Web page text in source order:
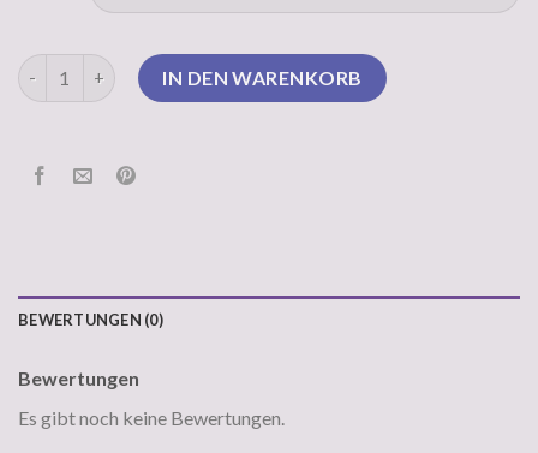
drykorn pullover MengeIN DEN WARENKORB
BEWERTUNGEN (0)
Bewertungen
Es gibt noch keine Bewertungen.